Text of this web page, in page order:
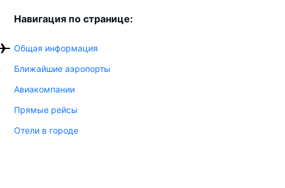
Навигация по странице:
Общая информация
Ближайшие аэропорты
Авиакомпании
Прямые рейсы
Отели в городе